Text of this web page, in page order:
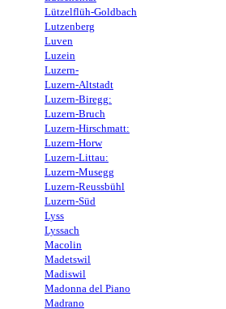
Lützelflüh-Goldbach
Lutzenberg
Luven
Luzein
Luzern-
Luzern-Altstadt
Luzern-Biregg:
Luzern-Bruch
Luzern-Hirschmatt:
Luzern-Horw
Luzern-Littau:
Luzern-Musegg
Luzern-Reussbühl
Luzern-Süd
Lyss
Lyssach
Macolin
Madetswil
Madiswil
Madonna del Piano
Madrano